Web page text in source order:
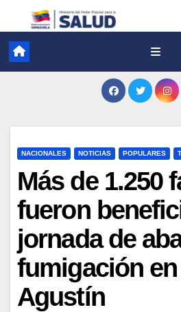
NACIONALES NOTICIAS POPULARES
Más de 1.250
fueron
jornada de
fumigación
Agustín